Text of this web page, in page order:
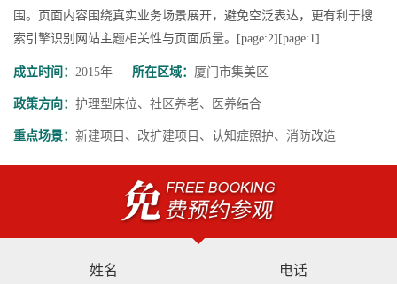
围。页面内容围绕真实业务场景展开，避免空泛表达，更有利于搜
索引擎识别网站主题相关性与页面质量。[page:2][page:1]
成立时间： 2015年 所在区域： 厦门市集美区
政策方向： 护理型床位、社区养老、医养结合
重点场景： 新建项目、改扩建项目、认知症照护、消防改造
姓名 电话